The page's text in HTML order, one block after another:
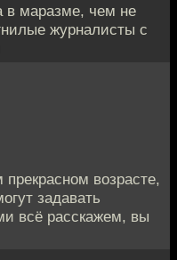
в маразме, чем не
журналисты с
возрасте,
задавать
всё расскажем, вы